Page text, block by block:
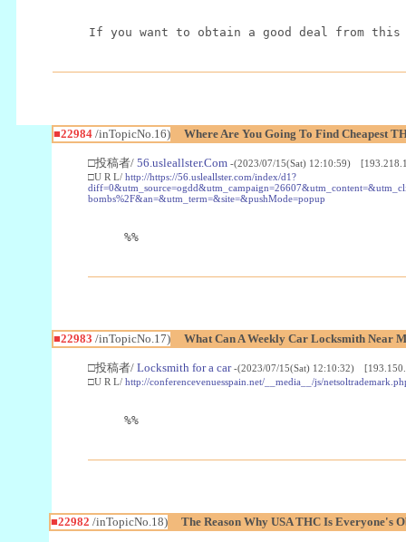
If you want to obtain a good deal from this
■22984/inTopicNo.16) Where Are You Going To Find Cheapest
□投稿者/ 56.usleallster.Com -(2023/07/15(Sat) 12:10:59)
□U R L/ http://https://56.usleallster.com/index/d1?
bombs%2F&an=&utm_term=&site=&pushMode=popup
%%
■22983 /inTopicNo.17) What Can A Weekly Car Locksmith Near
□投稿者/ Locksmith for a car -(2023/07/15(Sat) 12:10:32)
□U R L/ http://conferencevenuesspain.net/__media__/js/
%%
■22982 /inTopicNo.18) The Reason Why USA THC Is Everyone's